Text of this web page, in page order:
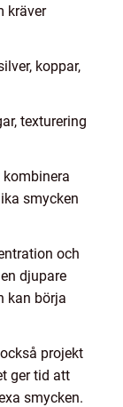
kräver
koppar,
texturering
smycken
och
djupare
kan börja
projekt
ger tid att
smycken.